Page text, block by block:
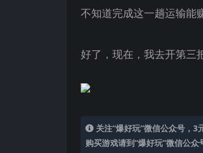
不知道完成这一趟运输能
好了，现在，我去开第三
关注“爆好玩”微信公众号，3
购买游戏请到“爆好玩”微信公众